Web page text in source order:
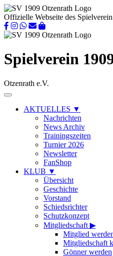
Offizielle Webseite des
Spielverein
Otzenrath e.V.
AKTUELLES ▼
Nachrichten
News Archiv
Trainingszeiten
Turnier 2026
Newsletter
FanShop
KLUB ▼
Übersicht
Geschichte
Vorstand
Schiedsrichter
Schutzkonzept
Mitgliedschaft ▶
Mitglied
Mitgliedschaft
Gönner werden